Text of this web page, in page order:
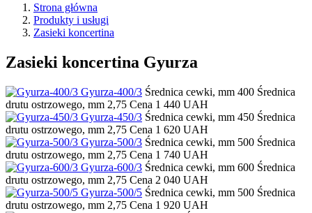
Strona główna
Produkty i usługi
Zasieki koncertina
Zasieki koncertina Gyurza
Gyurza-400/3 Średnica cewki, mm 400 Średnica
drutu ostrzowego, mm 2,75 Cena 1 440 UAH
Gyurza-450/3 Średnica cewki, mm 450 Średnica
drutu ostrzowego, mm 2,75 Cena 1 620 UAH
Gyurza-500/3 Średnica cewki, mm 500 Średnica
drutu ostrzowego, mm 2,75 Cena 1 740 UAH
Gyurza-600/3 Średnica cewki, mm 600 Średnica
drutu ostrzowego, mm 2,75 Cena 2 040 UAH
Gyurza-500/5 Średnica cewki, mm 500 Średnica
drutu ostrzowego, mm 2,75 Cena 1 920 UAH